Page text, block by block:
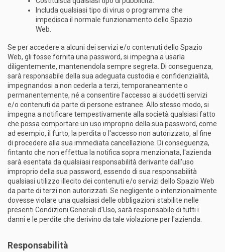
Includa qualsiasi tipo di virus o programma che
impedisca il normale funzionamento dello Spazio
Web.
Se per accedere a alcuni dei servizi e/o contenuti dello Spazio
Web, gli fosse fornita una password, si impegna a usarla
diligentemente, mantenendola sempre segreta. Di conseguenza,
sarà responsabile della sua adeguata custodia e confidenzialità,
impegnandosi a non cederla a terzi, temporaneamente o
permanentemente, né a consentire l'accesso ai suddetti servizi
e/o contenuti da parte di persone estranee. Allo stesso modo, si
impegna a notificare tempestivamente alla società qualsiasi fatto
che possa comportare un uso improprio della sua password, come
ad esempio, il furto, la perdita o l'accesso non autorizzato, al fine
di procedere alla sua immediata cancellazione. Di conseguenza,
fintanto che non effettua la notifica sopra menzionata, l'azienda
sarà esentata da qualsiasi responsabilità derivante dall'uso
improprio della sua password, essendo di sua responsabilità
qualsiasi utilizzo illecito dei contenuti e/o servizi dello Spazio Web
da parte di terzi non autorizzati. Se negligente o intenzionalmente
dovesse violare una qualsiasi delle obbligazioni stabilite nelle
presenti Condizioni Generali d'Uso, sarà responsabile di tutti i
danni e le perdite che derivino da tale violazione per l'azienda.
Responsabilità